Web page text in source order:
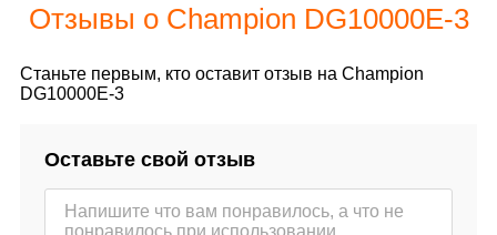
Отзывы о Champion DG10000E-3
Станьте первым, кто оставит отзыв на Champion
DG10000E-3
Оставьте свой отзыв